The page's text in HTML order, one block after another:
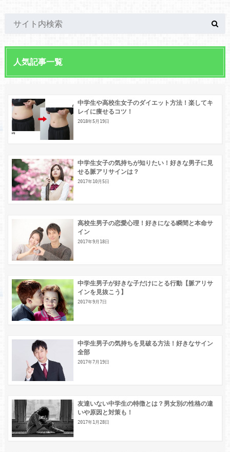
人気記事一覧
中学生や高校生女子のダイエット方法！楽してキ
レイに痩せるコツ！
2018年5月19日
中学生女子の気持ちが知りたい！好きな男子に見
せる脈アリサインは？
2017年10月5日
高校生男子の恋愛心理！好きになる瞬間と本命サ
イン
2017年9月18日
中学生男子が好きな子だけにとる行動【脈アリサ
インを見抜こう】
2017年9月7日
中学生男子の気持ちを見破る方法！好きなサイン
全部
2017年7月19日
友達いない中学生の特徴とは？男女別の性格の違
いや原因と対策も！
2017年1月28日